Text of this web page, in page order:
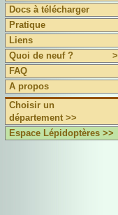
Docs à télécharger
Pratique
Liens
Quoi de neuf ?
>
FAQ
A propos
Choisir un
département >>
Espace Lépidoptères >>